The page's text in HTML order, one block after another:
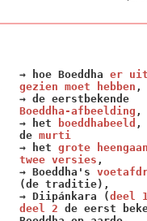
→ hoe Boeddha er
gezien moet hebben ,
→ de eerstbekende
Boeddha-afbeelding ,
→ het
boeddhabeeld ,
de murti
→ het grote
twee versies ,
→ Boeddha's
(de traditie),
→ Diipánkara (deel
deel 2 de eerst